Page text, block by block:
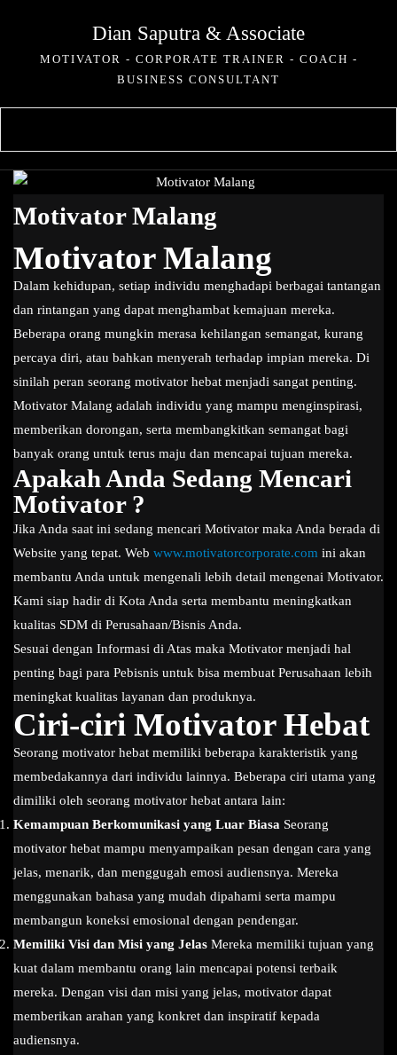
content
Dian Saputra & Associate
MOTIVATOR - CORPORATE TRAINER - COACH -
BUSINESS CONSULTANT
Motivator Malang
Motivator Malang
Dalam kehidupan, setiap individu menghadapi berbagai tantangan
dan rintangan yang dapat menghambat kemajuan mereka.
Beberapa orang mungkin merasa kehilangan semangat, kurang
percaya diri, atau bahkan menyerah terhadap impian mereka. Di
sinilah peran seorang motivator hebat menjadi sangat penting.
Motivator Malang adalah individu yang mampu menginspirasi,
memberikan dorongan, serta membangkitkan semangat bagi
banyak orang untuk terus maju dan mencapai tujuan mereka.
Apakah Anda Sedang Mencari
Motivator ?
Jika Anda saat ini sedang mencari Motivator maka Anda berada di
Website yang tepat. Web www.motivatorcorporate.com ini akan
membantu Anda untuk mengenali lebih detail mengenai Motivator.
Kami siap hadir di Kota Anda serta membantu meningkatkan
kualitas SDM di Perusahaan/Bisnis Anda.
Sesuai dengan Informasi di Atas maka Motivator menjadi hal
penting bagi para Pebisnis untuk bisa membuat Perusahaan lebih
meningkat kualitas layanan dan produknya.
Ciri-ciri Motivator Hebat
Seorang motivator hebat memiliki beberapa karakteristik yang
membedakannya dari individu lainnya. Beberapa ciri utama yang
dimiliki oleh seorang motivator hebat antara lain:
Kemampuan Berkomunikasi yang Luar Biasa Seorang
motivator hebat mampu menyampaikan pesan dengan cara yang
jelas, menarik, dan menggugah emosi audiensnya. Mereka
menggunakan bahasa yang mudah dipahami serta mampu
membangun koneksi emosional dengan pendengar.
Memiliki Visi dan Misi yang Jelas Mereka memiliki tujuan yang
kuat dalam membantu orang lain mencapai potensi terbaik
mereka. Dengan visi dan misi yang jelas, motivator dapat
memberikan arahan yang konkret dan inspiratif kepada
audiensnya.